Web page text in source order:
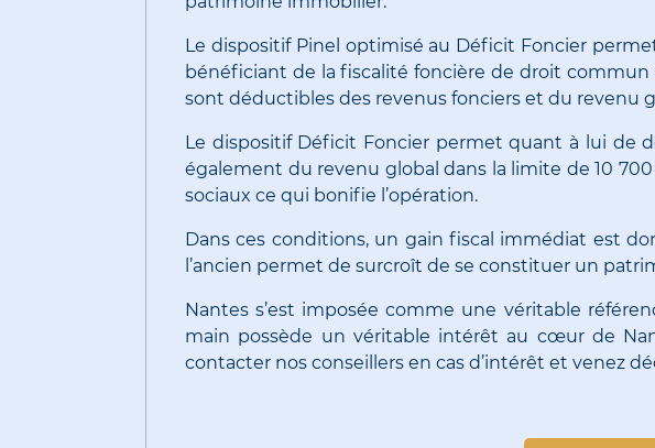
Le dispositif Pinel optimisé au Déficit Foncier
bénéficiant de la fiscalité foncière de droit commun
sont déductibles des revenus fonciers et du revenu
Le dispositif Déficit Foncier permet quant à lui de
également du revenu global dans la limite de 10
sociaux ce qui bonifie l’opération.
Dans ces conditions, un gain fiscal immédiat est
l’ancien permet de surcroît de se constituer un
Nantes s’est imposée comme une véritable
main possède un véritable intérêt au cœur de
contacter nos conseillers en cas d’intérêt et venez